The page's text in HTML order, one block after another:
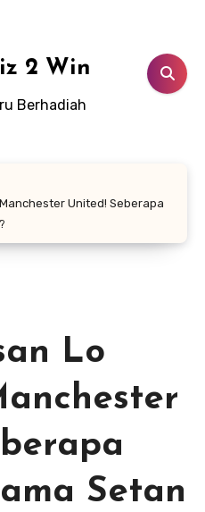
2 Win
Berhadiah
United! Seberapa
Lo
Setan